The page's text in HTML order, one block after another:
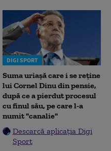
DIGI SPORT
Suma uriașă care i se reține
lui Cornel Dinu din pensie,
după ce a pierdut procesul
cu finul său, pe care l-a
numit "canalie"
Descarcă aplicația Digi
Sport